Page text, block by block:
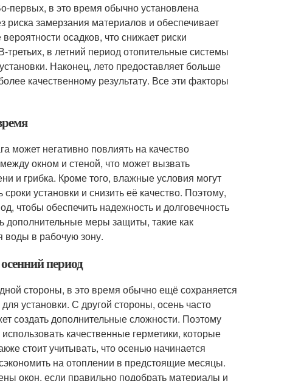
первых, в это время обычно установлена
риска замерзания материалов и обеспечивает
осадков, что снижает риски
в летний период отопительные системы
Наконец, лето предоставляет больше
качественному результату. Все эти факторы
может негативно повлиять на качество
окном и стеной, что может вызвать
и грибка. Кроме того, влажные условия могут
установки и снизить её качество. Поэтому,
чтобы обеспечить надежность и долговечность
дополнительные меры защиты, такие как
воды в рабочую зону.
период
стороны, в это время обычно ещё сохраняется
установки. С другой стороны, осень часто
создать дополнительные сложности. Поэтому
качественные герметики, которые
стоит учитывать, что осенью начинается
на отоплении в предстоящие месяцы.
окон, если правильно подобрать материалы и